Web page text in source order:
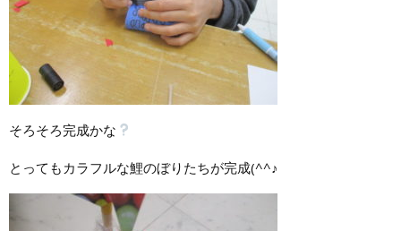
そろそろ完成かな
とってもカラフルな鯉のぼりたちが完成(^^♪